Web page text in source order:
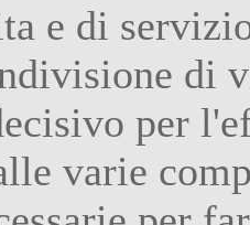
e di
di
per
varie